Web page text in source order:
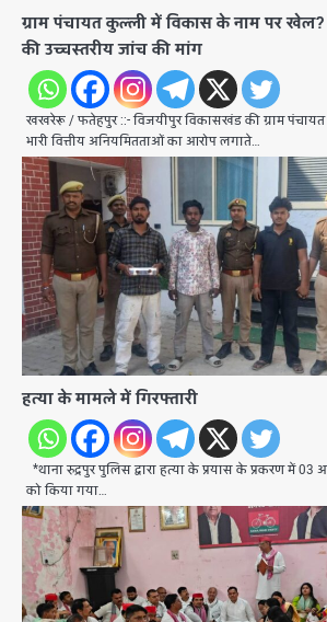
ग्राम पंचायत कुल्ली में विकास के नाम पर खेल?
की उच्चस्तरीय जांच की मांग
खखरेरू / फतेहपुर ::- विजयीपुर विकासखंड की ग्राम पंचायत
भारी वित्तीय अनियमितताओं का आरोप लगाते…
हत्या के मामले में गिरफ्तारी
*थाना रुद्रपुर पुलिस द्वारा हत्या के प्रयास के प्रकरण में 03
को किया गया…